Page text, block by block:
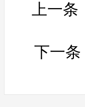
上一条
下一条